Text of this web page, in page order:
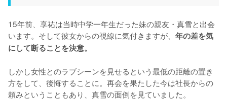
15年前、享祐は当時中学一年生だった妹の親友・真雪と出会
います。そして彼女からの視線に気付きますが、 年の差を気
にして断ることを決意。
しかし女性とのラブシーンを見せるという最低の距離の置き
方をして、後悔することに。再会を果たした今は社長からの
頼みということもあり、真雪の面倒を見ていました。